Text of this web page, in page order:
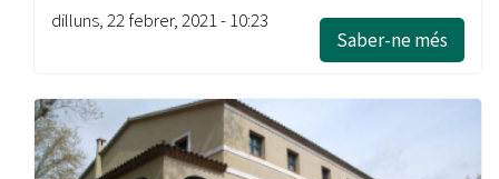
dilluns, 22 febrer, 2021 - 10:23
Saber-ne més